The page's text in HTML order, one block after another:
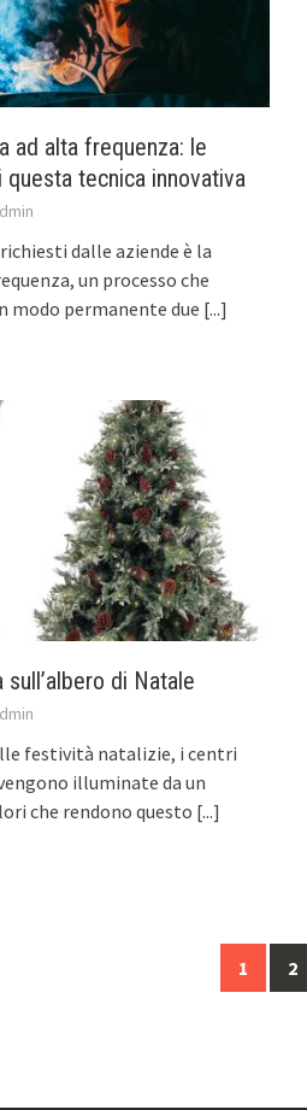
ad alta frequenza: le
tecnica innovativa
dalle aziende è la
un processo che
modo permanente due [...]
di Natale
festività natalizie, i centri
illuminate da un
che rendono questo [...]
1 2